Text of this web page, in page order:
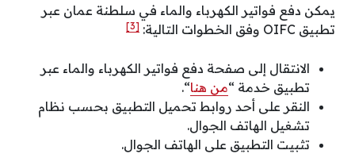
يمكن دفع فواتير الكهرباء والماء في سلطنة عمان عبر
تطبيق OIFC وفق الخطوات التالية:
[3]
الانتقال إلى صفحة دفع فواتير الكهرباء والماء عبر
تطبيق خدمة “من هنا“.
النقر على أحد روابط تحميل التطبيق بحسب نظام
تشغيل الهاتف الجوال.
تثبيت التطبيق على الهاتف الجوال.